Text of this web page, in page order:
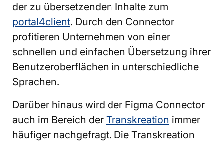
der zu übersetzenden Inhalte zum
portal4client. Durch den Connector
profitieren Unternehmen von einer
schnellen und einfachen Übersetzung ihrer
Benutzeroberflächen in unterschiedliche
Sprachen.
Darüber hinaus wird der Figma Connector
auch im Bereich der Transkreation immer
häufiger nachgefragt. Die Transkreation